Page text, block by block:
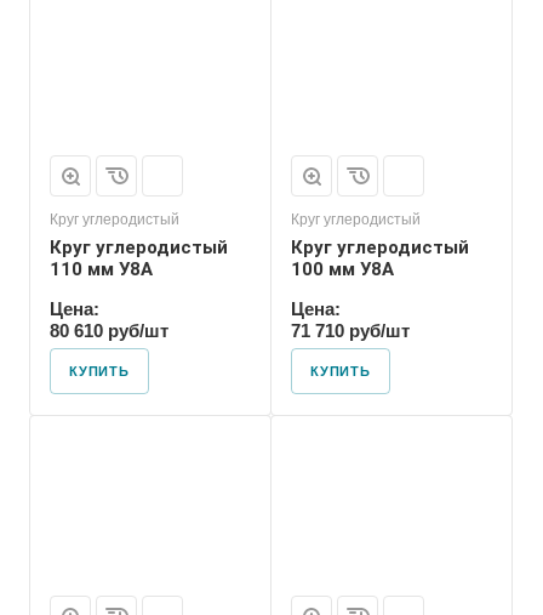
Круг углеродистый
Круг углеродистый
110 мм У8А
Цена:
80 610 руб/шт
КУПИТЬ
Круг углеродистый
Круг углеродистый
100 мм У8А
Цена:
71 710 руб/шт
КУПИТЬ